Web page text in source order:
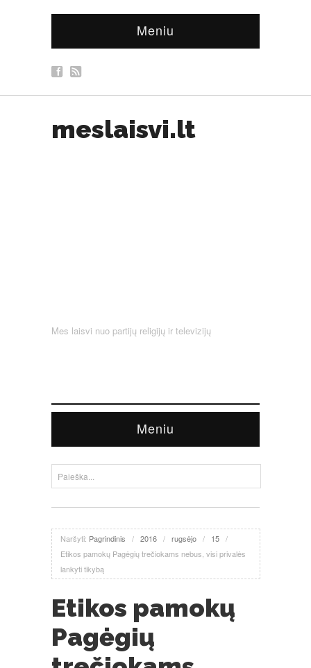
Meniu
meslaisvi.lt
Mes laisvi nuo partijų religijų ir televizijų
Meniu
Naršyti: Pagrindinis / 2016 / rugsėjo / 15 /
Etikos pamokų Pagėgių trečiokams nebus, visi privalės
lankyti tikybą
Etikos pamokų
Pagėgių